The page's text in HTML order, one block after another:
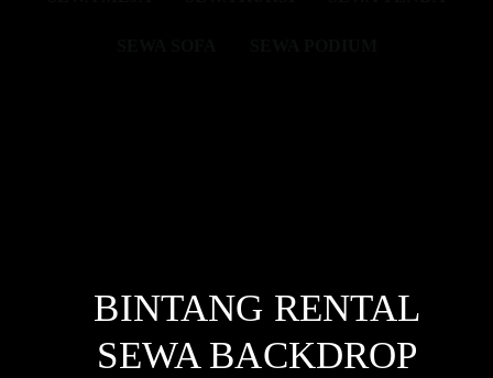
BINTANG RENTAL
SEWA BACKDROP